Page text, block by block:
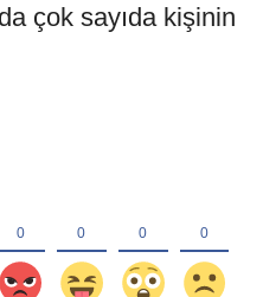
çok sayıda kişinin